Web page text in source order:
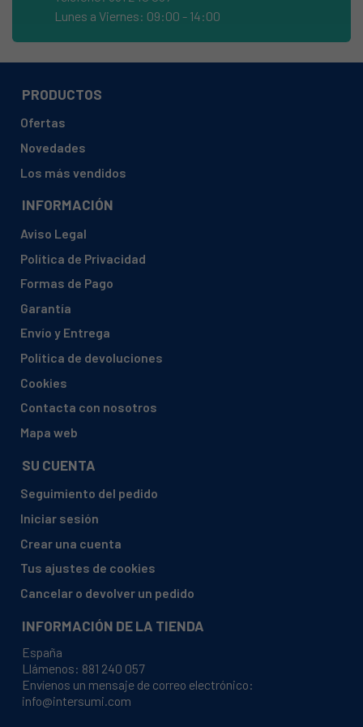
AEG, LAVW1030W 9140021930
AEG, LAVW1030W 9140022160
AEG, LAVW1030W 9140022330
AEG, LAVW1036W 9140021960
AEG, LAVW1037-W
AEG, LAVW1037W 91400222700
AEG, LAVW1230W 9140021820
AEG, LAVW1230W 9140022090
AEG, LAVW720W 9140021830
AEG, LAVW730-W
AEG, LAVW730W 9140021750
AEG, LAVW730W 9140022170
Lunes a Viernes: 09:00 - 14:00
PRODUCTOS
Ofertas
Novedades
Los más vendidos
INFORMACIÓN
Aviso Legal
Política de Privacidad
Formas de Pago
Garantía
Envío y Entrega
Política de devoluciones
Cookies
Contacta con nosotros
Mapa web
SU CUENTA
Seguimiento del pedido
Iniciar sesión
Crear una cuenta
Tus ajustes de cookies
Cancelar o devolver un pedido
INFORMACIÓN DE LA TIENDA
España
Llámenos: 881 240 057
Envíenos un mensaje de correo electrónico:
info@intersumi.com